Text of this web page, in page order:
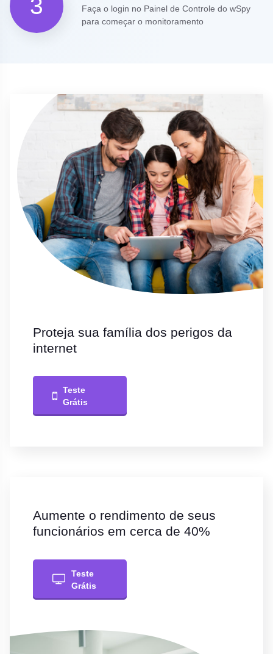
3
Faça o login no Painel de Controle do wSpy
para começar o monitoramento
Proteja sua família dos perigos da
internet
Teste
Grátis
Aumente o rendimento de seus
funcionários em cerca de 40%
Teste
Grátis